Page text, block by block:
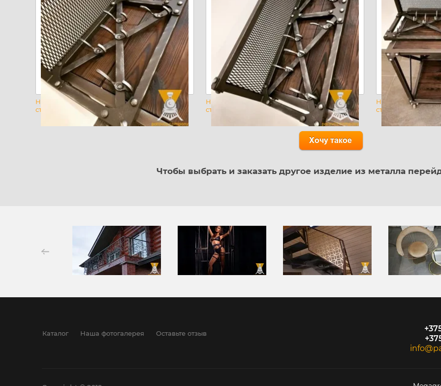
Настенная вешалка в
стиле Лофт
Настенная вешалка в
стиле Лофт
Настенная
стиле Лофт
Чтобы выбрать и заказать другое изделие из металла
Каталог Наша фотогалерея Оставьте отзыв